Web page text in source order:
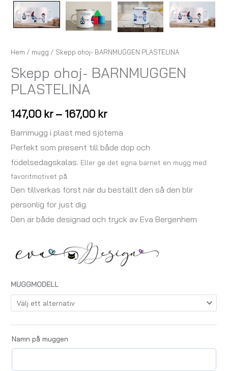
Hem / mugg / Skepp ohoj- BARNMUGGEN PLASTELINA
Skepp ohoj- BARNMUGGEN
PLASTELINA
147,00 kr – 167,00 kr
Barnmugg i plast med sjötema
Perfekt som present till både dop och
födelsedagskalas. Eller ge det egna barnet en mugg med
favoritmotivet på.
Den tillverkas först när du beställt den så den blir
personlig för just dig.
Den är både designad och tryck av Eva Bergenhem
MUGGMODELL
Namn på muggen